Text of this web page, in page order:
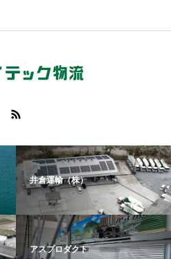
井倉運輸（株）
アスプロダクト